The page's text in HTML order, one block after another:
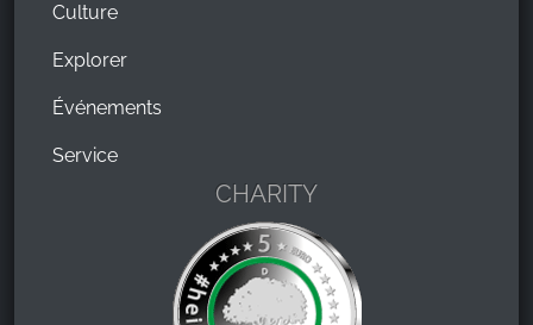
Culture
Explorer
Événements
Service
CHARITY